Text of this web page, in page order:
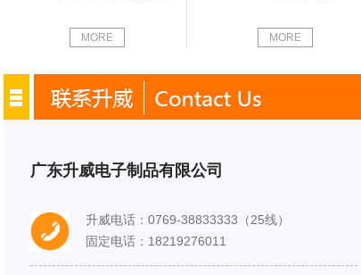
MORE MORE
广东升威电子制品有限公司
升威电话： 0769-38833333（25线）
固定电话：18219276011